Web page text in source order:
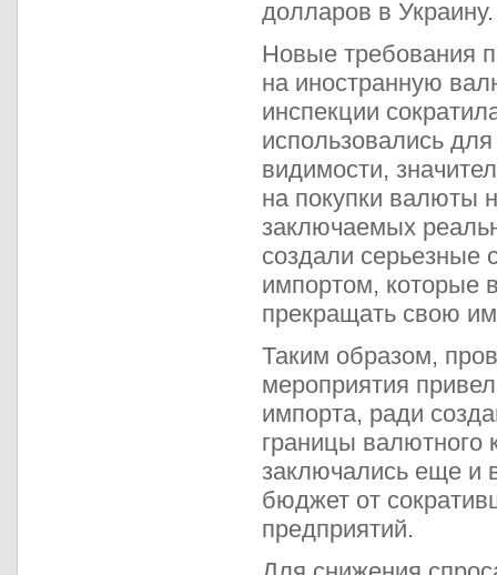
долларов в Украину.
Новые требования
на иностранную
инспекции
использовались
видимости,
на покупки валюты
заключаемых
создали серьезные
импортом, которые
прекращать свою
Таким образом,
мероприятия
импорта, ради
границы валютного
заключались еще и
бюджет от
предприятий.